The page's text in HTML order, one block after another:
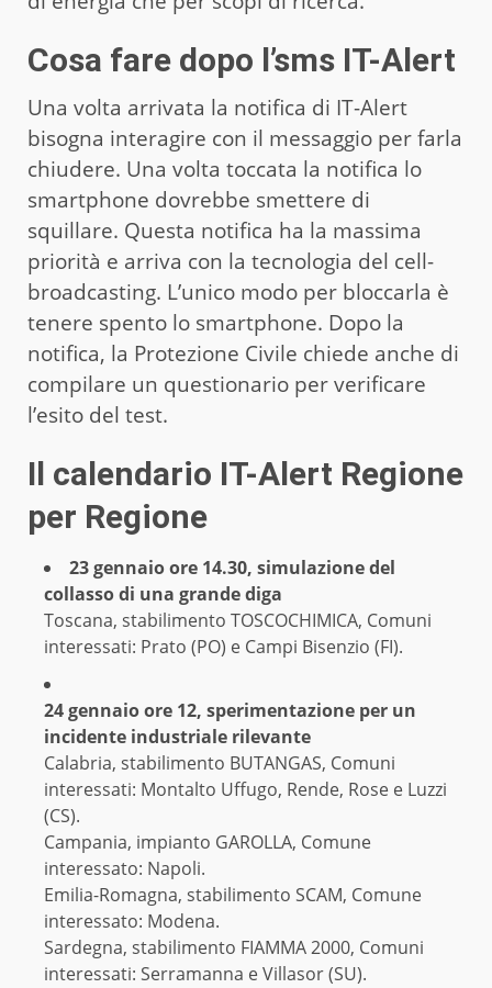
Cosa fare dopo l’sms IT-Alert
Una volta arrivata la notifica di IT-Alert
bisogna interagire con il messaggio per farla
chiudere. Una volta toccata la notifica lo
smartphone dovrebbe smettere di
squillare. Questa notifica ha la massima
priorità e arriva con la tecnologia del cell-
broadcasting. L’unico modo per bloccarla è
tenere spento lo smartphone. Dopo la
notifica, la Protezione Civile chiede anche di
compilare un questionario per verificare
l’esito del test.
Il calendario IT-Alert Regione
per Regione
23 gennaio ore 14.30, simulazione del
collasso di una grande diga
Toscana, stabilimento TOSCOCHIMICA, Comuni
interessati: Prato (PO) e Campi Bisenzio (FI).
24 gennaio ore 12, sperimentazione per un
incidente industriale rilevante
Calabria, stabilimento BUTANGAS, Comuni
interessati: Montalto Uffugo, Rende, Rose e Luzzi
(CS).
Campania, impianto GAROLLA, Comune
interessato: Napoli.
Emilia-Romagna, stabilimento SCAM, Comune
interessato: Modena.
Sardegna, stabilimento FIAMMA 2000, Comuni
interessati: Serramanna e Villasor (SU).